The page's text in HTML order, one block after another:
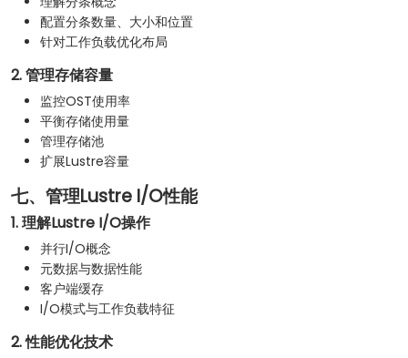
配置分条数量、大小和位置
针对工作负载优化布局
2. 管理存储容量
监控OST使用率
平衡存储使用量
管理存储池
扩展Lustre容量
七、管理Lustre I/O性能
1. 理解Lustre I/O操作
并行I/O概念
元数据与数据性能
客户端缓存
I/O模式与工作负载特征
2. 性能优化技术